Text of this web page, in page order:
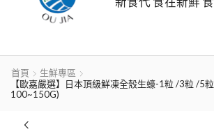
首頁
生鮮專區
【歐嘉嚴選】日本頂級鮮凍全殼生蠔-1粒 /3粒 /5
100~150G)